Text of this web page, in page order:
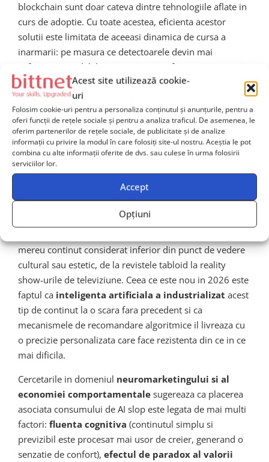
Acest site utilizează cookie-
uri
Folosim cookie-uri pentru a personaliza conținutul și anunțurile, pentru a
oferi funcții de rețele sociale și pentru a analiza traficul. De asemenea, le
oferim partenerilor de rețele sociale, de publicitate și de analize
informații cu privire la modul în care folosiți site-ul nostru. Aceștia le pot
combina cu alte informații oferite de dvs. sau culese în urma folosirii
serviciilor lor.
Accept
Opțiuni
blockchain sunt doar cateva dintre tehnologiile aflate in
curs de adoptie. Cu toate acestea, eficienta acestor
solutii este limitata de aceeasi dinamica de cursa a
inarmarii: pe masura ce detectoarele devin mai
sofisticate, modelele generative sunt fine-tunate sa evite
pattern-urile detectabile, intr-o spirala de escaladare
tehnologica fara sfarsit aparent.
Psihologia placerii vinovate:
De ce ne plac lucrurile
“guilty pleasure”
mereu continut considerat inferior din punct de vedere
cultural sau estetic, de la revistele tabloid la reality
show-urile de televiziune. Ceea ce este nou in 2026 este
faptul ca inteligenta artificiala a industrializat acest
tip de continut la o scara fara precedent si ca
mecanismele de recomandare algoritmice il livreaza cu
o precizie personalizata care face rezistenta din ce in ce
mai dificila.
Cercetarile in domeniul neuromarketingului si al
economiei comportamentale sugereaza ca placerea
asociata consumului de AI slop este legata de mai multi
factori: fluenta cognitiva (continutul simplu si
previzibil este procesат mai usor de creier, generand o
senzatie de confort), efectul de paradox al valorii